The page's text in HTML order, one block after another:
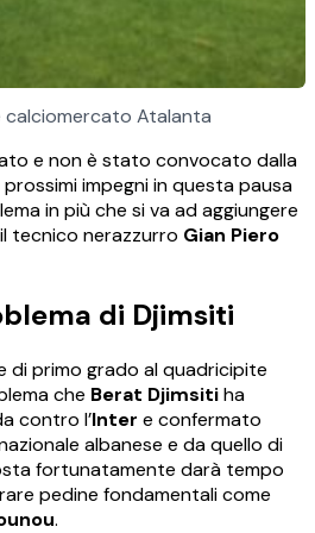
calciomercato Atalanta
e non è stato convocato dalla
impegni in questa pausa
in più che si va ad aggiungere
tecnico nerazzurro Gian Piero
di Djimsiti
di primo grado al quadricipite
che Berat Djimsitiha
contro l’Inter e confermato
albanese e da quello di
fortunatamente darà tempo
pedine fondamentali come
.